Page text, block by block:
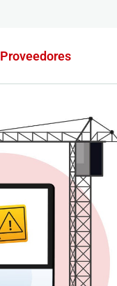
Proveedores